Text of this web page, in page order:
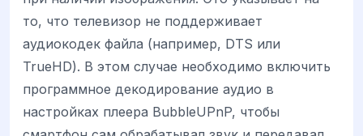
то, что телевизор не поддерживает
аудиокодек файла (например, DTS или
TrueHD). В этом случае необходимо включить
программное декодирование аудио в
настройках плеера BubbleUPnP, чтобы